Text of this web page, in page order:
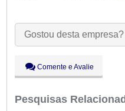
Qua:
09:00 - 18:00
Qui:
09:00 - 18:00
Sáb:
Dom:
Fechado
Gostou desta empresa?
Comente e Avalie
Pesquisas